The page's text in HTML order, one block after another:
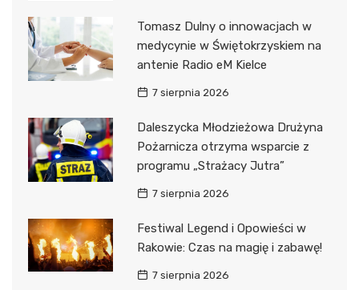
Tomasz Dulny o innowacjach w
medycynie w Świętokrzyskiem na
antenie Radio eM Kielce
7 sierpnia 2026
Daleszycka Młodzieżowa Drużyna
Pożarnicza otrzyma wsparcie z
programu „Strażacy Jutra”
7 sierpnia 2026
Festiwal Legend i Opowieści w
Rakowie: Czas na magię i zabawę!
7 sierpnia 2026